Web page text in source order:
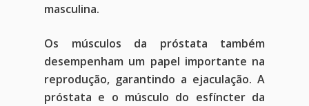
masculina.
Os músculos da próstata também
desempenham um papel importante na
reprodução, garantindo a ejaculação. A
próstata e o músculo do esfíncter da